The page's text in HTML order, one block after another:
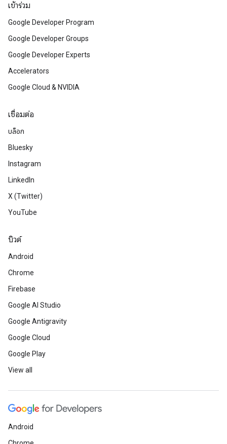
เข้าร่วม
Google Developer Program
Google Developer Groups
Google Developer Experts
Accelerators
Google Cloud & NVIDIA
เชื่อมต่อ
บล็อก
Bluesky
Instagram
LinkedIn
X (Twitter)
YouTube
บิวด์
Android
Chrome
Firebase
Google AI Studio
Google Antigravity
Google Cloud
Google Play
View all
Android